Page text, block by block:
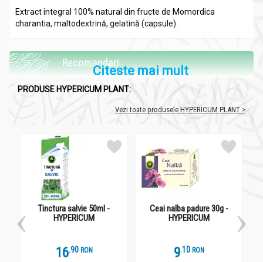
Extract integral 100% natural din fructe de Momordica
charantia, maltodextrină, gelatină (capsule).
Recomandari
Momordica 150mg 60cps - HYPERICUM
Contribuie la reglarea conținutului de grăsimi din sânge(
Administrare
Momordica 150mg 60cps - HYPERICUM
Pentru adulți, doza recomandată este de 6 capsule pe zi, câte
1-2 capsule după fiecare masă principală. Cura durează 30 de
zile și e urmată de o pauză de 10 zile, după care se poate
relua.
Citeste mai mult
PRODUSE HYPERICUM PLANT:
Vezi toate produsele HYPERICUM PLANT >
Tinctura salvie 50ml -
HYPERICUM
16.9 RON
Ceai nalba padure 30g -
HYPERICUM
9.1 RON